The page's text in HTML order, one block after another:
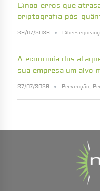
Cinco erros que
criptografia pós-
29/07/2026
A economia dos
sua empresa um alvo
27/07/2026 Prevenção